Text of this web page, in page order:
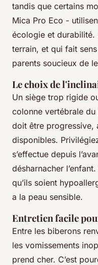
tandis que certains
Mica Pro Eco -
écologie et durabilité.
terrain, et qui fait
parents soucieux de
Le choix de
Un siège trop rigide
colonne vertébrale du
doit être progressive,
disponibles.
s’effectue depuis
désharnacher
qu’ils soient
a la peau sensible.
Entretien facile
Entre les biberons
les vomissements
prend cher. C’est